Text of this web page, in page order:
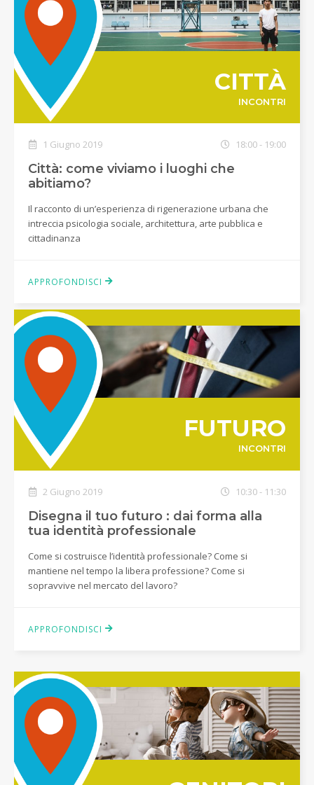
CITTÀ
INCONTRI
1 Giugno 2019 18:00 - 19:00
Città: come viviamo i luoghi che
abitiamo?
Il racconto di un’esperienza di rigenerazione urbana che
intreccia psicologia sociale, architettura, arte pubblica e
cittadinanza
APPROFONDISCI
FUTURO
INCONTRI
2 Giugno 2019 10:30 - 11:30
Disegna il tuo futuro : dai forma alla
tua identità professionale
Come si costruisce l’identità professionale? Come si
mantiene nel tempo la libera professione? Come si
sopravvive nel mercato del lavoro?
APPROFONDISCI